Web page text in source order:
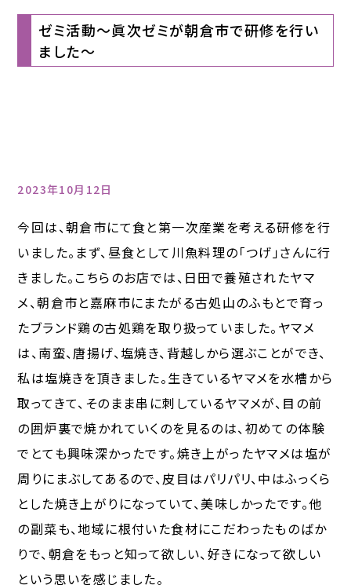
ゼミ活動～眞次ゼミが朝倉市で研修を行い
ました～
2023年10月12日
今回は、朝倉市にて食と第一次産業を考える研修を行
いました。まず、昼食として川魚料理の「つげ」さんに行
きました。こちらのお店では、日田で養殖されたヤマ
メ、朝倉市と嘉麻市にまたがる古処山のふもとで育っ
たブランド鶏の古処鶏を取り扱っていました。ヤマメ
は、南蛮、唐揚げ、塩焼き、背越しから選ぶことができ、
私は塩焼きを頂きました。生きているヤマメを水槽から
取ってきて、そのまま串に刺しているヤマメが、目の前
の囲炉裏で焼かれていくのを見るのは、初めての体験
でとても興味深かったです。焼き上がったヤマメは塩が
周りにまぶしてあるので、皮目はパリパリ、中はふっくら
とした焼き上がりになっていて、美味しかったです。他
の副菜も、地域に根付いた食材にこだわったものばか
りで、朝倉をもっと知って欲しい、好きになって欲しい
という思いを感じました。